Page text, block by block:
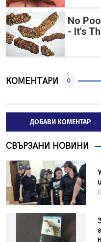
No
- It's
КОМЕНТАРИ 0
ДОБАВИ КОМЕНТАР
СВЪРЗАНИ НОВИНИ